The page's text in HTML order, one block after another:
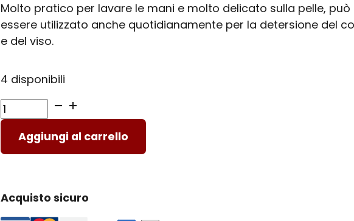
Molto pratico per lavare le mani e molto delicato sulla pelle, può
essere utilizzato anche quotidianamente per la detersione del
e del viso.
4 disponibili
RICARICA
MARSIGLIA
MANDORLA
AMARA
Aggiungi al carrello
Acquisto sicuro